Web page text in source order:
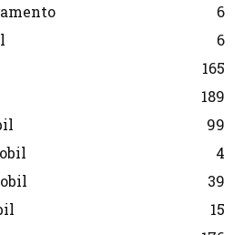
6
6
165
189
99
4
39
15